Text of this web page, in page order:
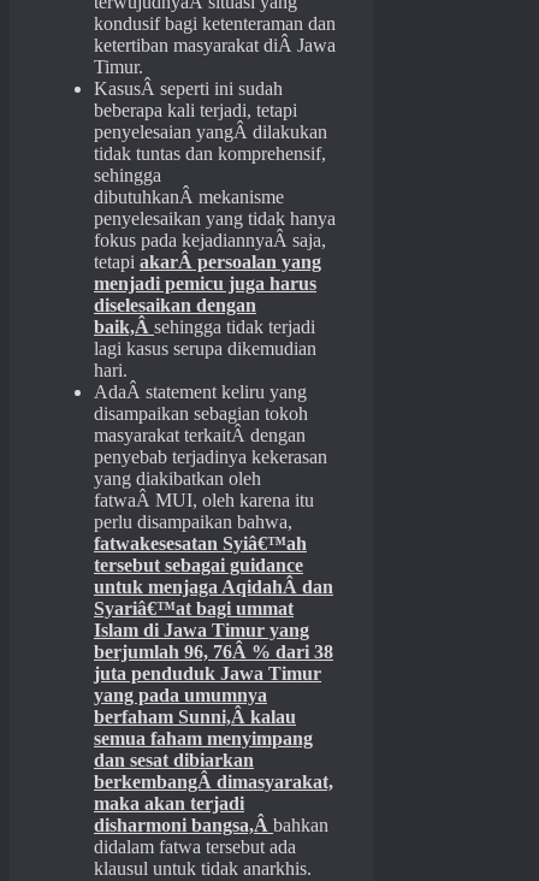
kondusif bagi ketenteraman dan
ketertiban masyarakat diÂ Jawa
Timur.
KasusÂ seperti ini sudah
beberapa kali terjadi, tetapi
penyelesaian yangÂ dilakukan
tidak tuntas dan komprehensif,
sehingga
dibutuhkanÂ mekanisme
penyelesaikan yang tidak hanya
fokus pada kejadiannyaÂ saja,
tetapi akarÂ persoalan yang
menjadi pemicu juga harus
diselesaikan dengan
baik,Â sehingga tidak terjadi
lagi kasus serupa dikemudian
hari.
AdaÂ statement keliru yang
disampaikan sebagian tokoh
masyarakat terkaitÂ dengan
penyebab terjadinya kekerasan
yang diakibatkan oleh
fatwaÂ MUI, oleh karena itu
perlu disampaikan bahwa,
fatwakesesatan Syiâ€™ah
tersebut sebagai guidance
untuk menjaga AqidahÂ dan
Syariâ€™at bagi ummat
Islam di Jawa Timur yang
berjumlah 96, 76Â % dari 38
juta penduduk Jawa Timur
yang pada umumnya
berfaham Sunni,Â kalau
semua faham menyimpang
dan sesat dibiarkan
berkembangÂ dimasyarakat,
maka akan terjadi
disharmoni bangsa,Â bahkan
didalam fatwa tersebut ada
klausul untuk tidak anarkhis.